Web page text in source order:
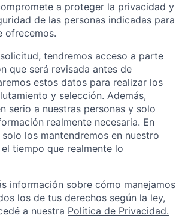
a proteger la privacidad y
de las personas indicadas para
ofrecemos.
tendremos acceso a parte
que será revisada antes de
estos datos para realizar los
y selección. Además,
serio a nuestras personas y solo
realmente necesaria. En
los mantendremos en nuestro
tiempo que realmente lo
información sobre cómo manejamos
los de tus derechos según la ley,
a nuestra Política de Privacidad.